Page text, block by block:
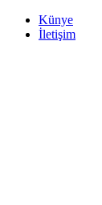
Künye
İletişim